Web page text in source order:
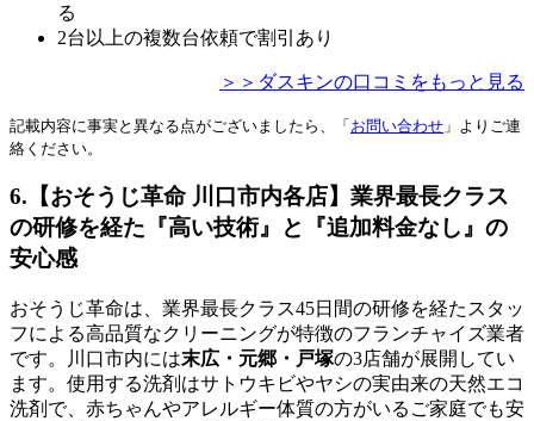
る
2台以上の複数台依頼で割引あり
＞＞ダスキンの口コミをもっと見る
記載内容に事実と異なる点がございましたら、「 お問い合わせ 」よりご連
絡ください。
6.【おそうじ革命 川口市内各店】業界最長クラス
の研修を経た『高い技術』と『追加料金なし』の
安心感
おそうじ革命は、業界最長クラス45日間の研修を経たスタッ
フによる高品質なクリーニングが特徴のフランチャイズ業者
です。川口市内には末広・元郷・戸塚の3店舗が展開してい
ます。使用する洗剤はサトウキビやヤシの実由来の天然エコ
洗剤で、赤ちゃんやアレルギー体質の方がいるご家庭でも安